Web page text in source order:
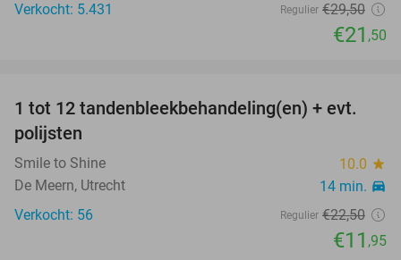
Verkocht: 5.431 Regulier €29,50
€21 ,50
47%
1 tot 12 tandenbleekbehandeling(en) + evt.
polijsten
Smile to Shine 10.0 star
De Meern, Utrecht 14 min. directions_car
Verkocht: 56 Regulier €22,50
€11 ,95